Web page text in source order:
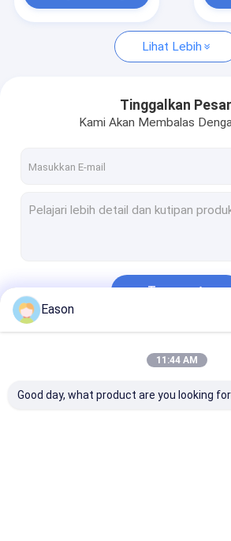
Printer Inkjet Genggam
Printer Inkjet Industri
Mesin Pengodean Dan Penandaan
Printer Inkjet Resolusi Tinggi
Mesin Las Laser
Mesin Pembersih Laser
Mesin Pemotong Laser
Lihat Lebih
Tinggalkan
Kami Akan Membalas
Terus
Eason
11:44 AM
Good day, what product are you looking